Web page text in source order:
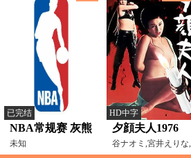
已完结
NBA常规赛 灰熊
VS火箭20260413
未知
HD中字
夕顔夫人1976
谷ナオミ,宮井えりな,